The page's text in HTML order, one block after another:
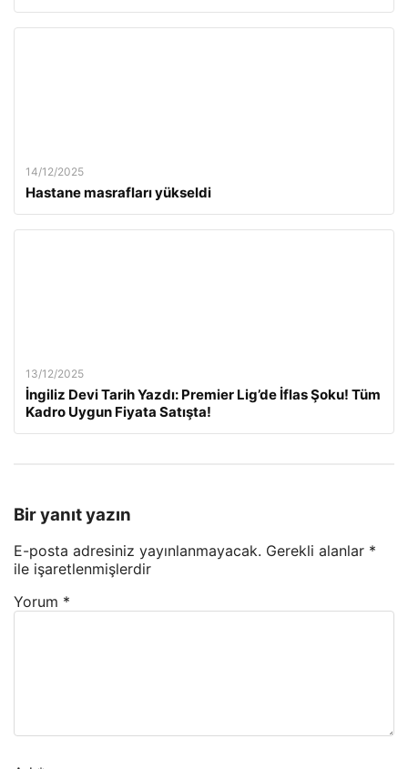
14/12/2025
Hastane masrafları yükseldi
13/12/2025
İngiliz Devi Tarih Yazdı: Premier Lig’de İflas Şoku! Tüm
Kadro Uygun Fiyata Satışta!
Bir yanıt yazın
E-posta adresiniz yayınlanmayacak. Gerekli alanlar *
ile işaretlenmişlerdir
Yorum *